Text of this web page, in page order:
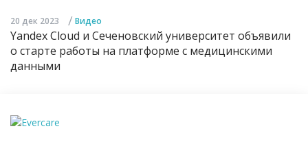
20 дек 2023 / Видео
Yandex Cloud и Сеченовский университет объявили
о старте работы на платформе с медицинскими
данными